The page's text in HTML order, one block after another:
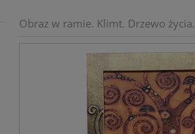
Obraz w ramie. Klimt. Drzewo życia.